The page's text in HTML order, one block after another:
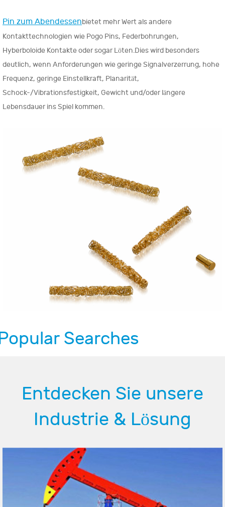
Pin zum Abendessenbietet mehr Wert als andere
Kontakttechnologien wie Pogo Pins, Federbohrungen,
Hyberboloide Kontakte oder sogar Löten.Dies wird besonders
deutlich, wenn Anforderungen wie geringe Signalverzerrung, hohe
Frequenz, geringe Einstellkraft, Planarität,
Schock-/Vibrationsfestigkeit, Gewicht und/oder längere
Lebensdauer ins Spiel kommen.
Searches
Entdecken Sie unsere
Industrie & Lösung